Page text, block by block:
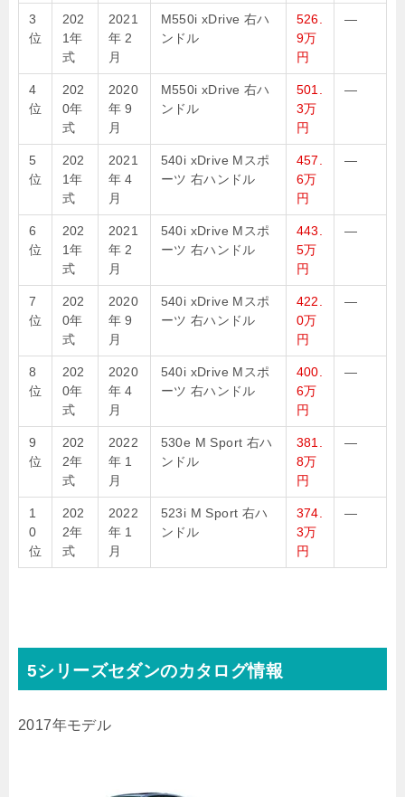
3
位
202
1年
式
2021
年 2
月
M550i xDrive 右ハ
ンドル
526.
9万
円
—
4
位
202
0年
式
2020
年 9
月
M550i xDrive 右ハ
ンドル
501.
3万
円
—
5
位
202
1年
式
2021
年 4
月
540i xDrive Mスポ
ーツ 右ハンドル
457.
6万
円
—
6
位
202
1年
式
2021
年 2
月
540i xDrive Mスポ
ーツ 右ハンドル
443.
5万
円
—
7
位
202
0年
式
2020
年 9
月
540i xDrive Mスポ
ーツ 右ハンドル
422.
0万
円
—
8
位
202
0年
式
2020
年 4
月
540i xDrive Mスポ
ーツ 右ハンドル
400.
6万
円
—
9
位
202
2年
式
2022
年 1
月
530e M Sport 右ハ
ンドル
381.
8万
円
—
1
0
位
202
2年
式
2022
年 1
月
523i M Sport 右ハ
ンドル
374.
3万
円
—
5シリーズセダンのカタログ情報
2017年モデル